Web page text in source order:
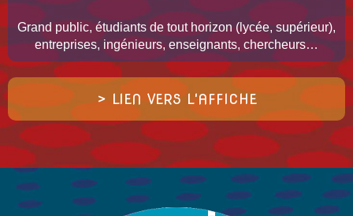
Grand public, étudiants de tout horizon (lycée, supérieur),
entreprises, ingénieurs, enseignants, chercheurs…
> LIEN VERS L'AFFICHE